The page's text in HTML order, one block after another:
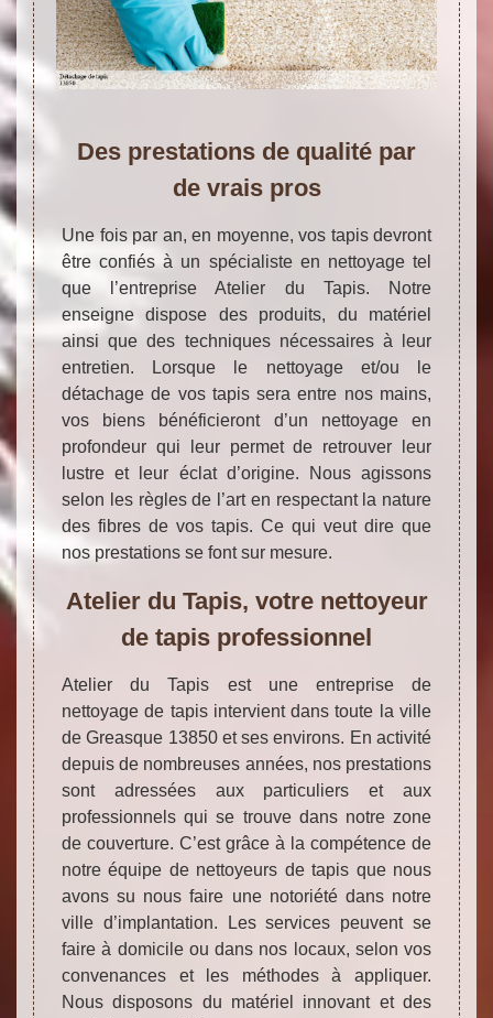
Des prestations de qualité par
de vrais pros
Une fois par an, en moyenne, vos tapis devront
être confiés à un spécialiste en nettoyage tel
que l’entreprise Atelier du Tapis. Notre
enseigne dispose des produits, du matériel
ainsi que des techniques nécessaires à leur
entretien. Lorsque le nettoyage et/ou le
détachage de vos tapis sera entre nos mains,
vos biens bénéficieront d’un nettoyage en
profondeur qui leur permet de retrouver leur
lustre et leur éclat d’origine. Nous agissons
selon les règles de l’art en respectant la nature
des fibres de vos tapis. Ce qui veut dire que
nos prestations se font sur mesure.
Atelier du Tapis, votre nettoyeur
de tapis professionnel
Atelier du Tapis est une entreprise de
nettoyage de tapis intervient dans toute la ville
de Greasque 13850 et ses environs. En activité
depuis de nombreuses années, nos prestations
sont adressées aux particuliers et aux
professionnels qui se trouve dans notre zone
de couverture. C’est grâce à la compétence de
notre équipe de nettoyeurs de tapis que nous
avons su nous faire une notoriété dans notre
ville d’implantation. Les services peuvent se
faire à domicile ou dans nos locaux, selon vos
convenances et les méthodes à appliquer.
Nous disposons du matériel innovant et des